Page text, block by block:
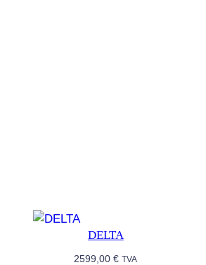
DELTA
2599,00€ TVA